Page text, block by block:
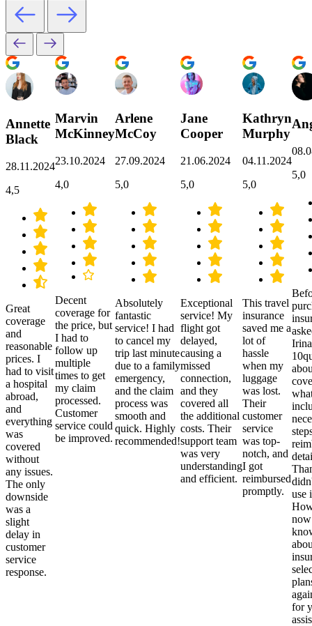
Annette
Black
28.11.2024
4,5
Great
coverage
and
reasonable
prices. I
had to visit
a hospital
abroad,
and
everything
was
covered
without
any issues.
The only
downside
was a
slight
delay in
customer
service
response.
Marvin
McKinney
23.10.2024
4,0
Decent
coverage for
the price, but
I had to
follow up
multiple
times to get
my claim
processed.
Customer
service could
be improved.
Arlene
McCoy
27.09.2024
5,0
Absolutely
fantastic
service! I had
to cancel my
trip last minute
due to a family
emergency,
and the claim
process was
smooth and
quick. Highly
recommended!
Jane
Cooper
21.06.2024
5,0
Exceptional
service! My
flight got
delayed,
causing a
missed
connection,
and they
covered all
the additional
costs. Their
support team
was very
understanding
and efficient.
Kathryn
Murphy
04.11.2024
5,0
This travel
insurance
saved me a
lot of
hassle
when my
luggage
was lost.
Their
customer
service
was top-
notch, and
I got
reimbursed
promptly.
5,0
use
for